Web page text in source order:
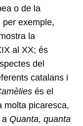
o de la
per exemple,
la
al XX; és
del
catalans i
és el
molta picaresca,
a Quanta, quanta